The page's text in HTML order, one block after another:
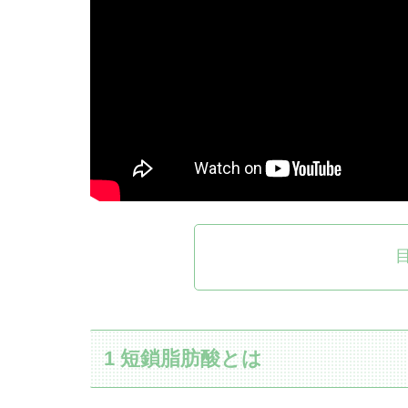
1 短鎖脂肪酸とは